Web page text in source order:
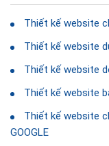
Thiết kế website
Thiết kế website
Thiết kế website
Thiết kế website
Thiết kế website
GOOGLE